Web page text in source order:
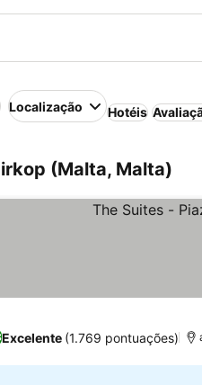
Localização Hotéis
(Malta, Malta)
Excelente (1.769 pontuações)